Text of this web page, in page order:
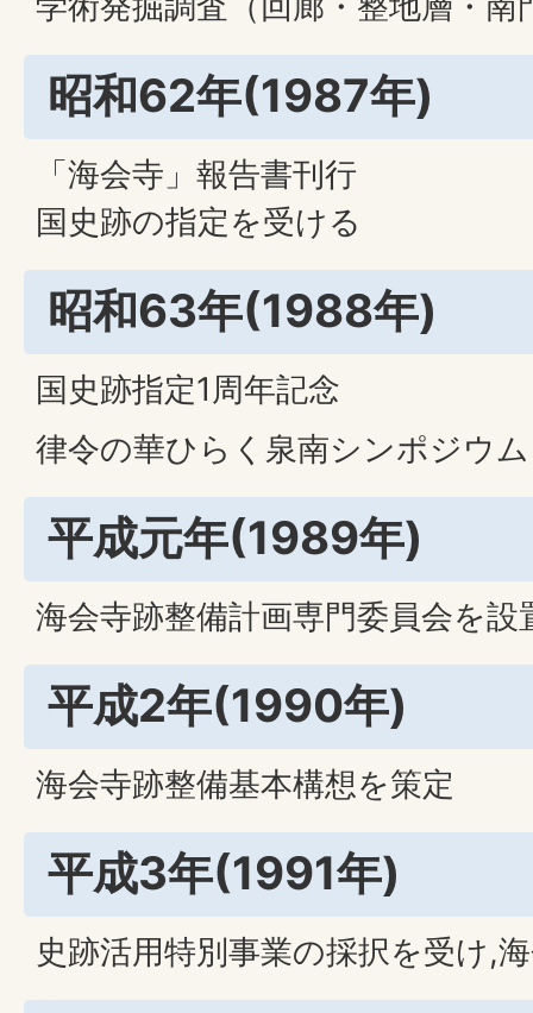
昭和62年(1987年)
「海会寺」報告書刊行
国史跡の指定を受ける
昭和63年(1988年)
国史跡指定1周年記念
律令の華ひらく泉南シンポジウ
平成元年(1989年)
海会寺跡整備計画専門委員会を設
平成2年(1990年)
海会寺跡整備基本構想を策定
平成3年(1991年)
史跡活用特別事業の採択を受け,